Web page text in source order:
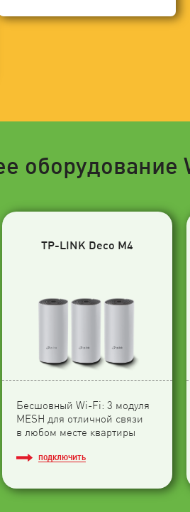
оборудование
TP-LINK Deco M4
Бесшовный Wi-Fi: 3 модуля
МESH для отличной связи
в любом месте квартиры
ПОДКЛЮЧИТЬ